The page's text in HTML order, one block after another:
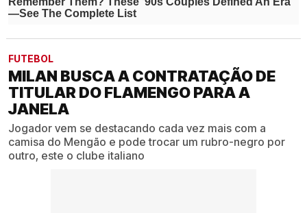
FUTEBOL
MILAN BUSCA A CONTRATAÇÃO DE
TITULAR DO FLAMENGO PARA A
JANELA
Jogador vem se destacando cada vez mais com a
camisa do Mengão e pode trocar um rubro-negro por
outro, este o clube italiano